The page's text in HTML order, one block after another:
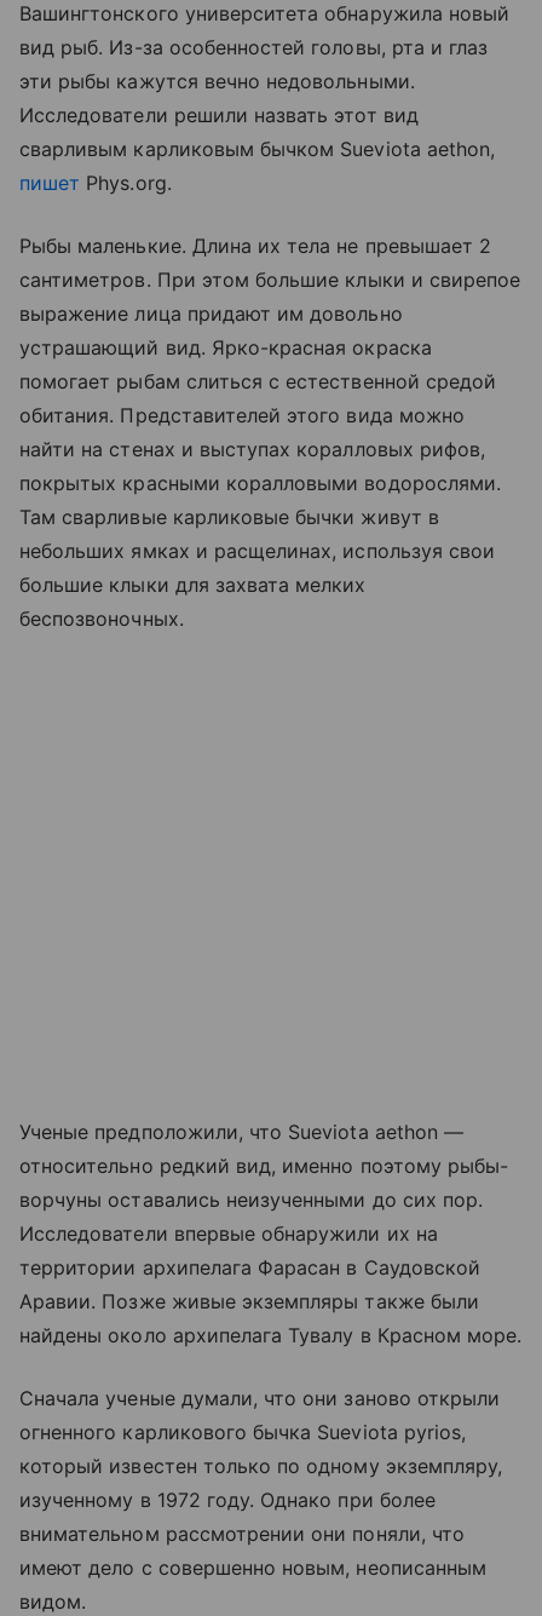
Вашингтонского университета обнаружила новый
вид рыб. Из-за особенностей головы, рта и глаз
эти рыбы кажутся вечно недовольными.
Исследователи решили назвать этот вид
сварливым карликовым бычком Sueviota aethon,
пишет Phys.org.
Рыбы маленькие. Длина их тела не превышает 2
сантиметров. При этом большие клыки и свирепое
выражение лица придают им довольно
устрашающий вид. Ярко-красная окраска
помогает рыбам слиться с естественной средой
обитания. Представителей этого вида можно
найти на стенах и выступах коралловых рифов,
покрытых красными коралловыми водорослями.
Там сварливые карликовые бычки живут в
небольших ямках и расщелинах, используя свои
большие клыки для захвата мелких
беспозвоночных.
Ученые предположили, что Sueviota aethon —
относительно редкий вид, именно поэтому рыбы-
ворчуны оставались неизученными до сих пор.
Исследователи впервые обнаружили их на
территории архипелага Фарасан в Саудовской
Аравии. Позже живые экземпляры также были
найдены около архипелага Тувалу в Красном море.
Сначала ученые думали, что они заново открыли
огненного карликового бычка Sueviota pyrios,
который известен только по одному экземпляру,
изученному в 1972 году. Однако при более
внимательном рассмотрении они поняли, что
имеют дело с совершенно новым, неописанным
видом.